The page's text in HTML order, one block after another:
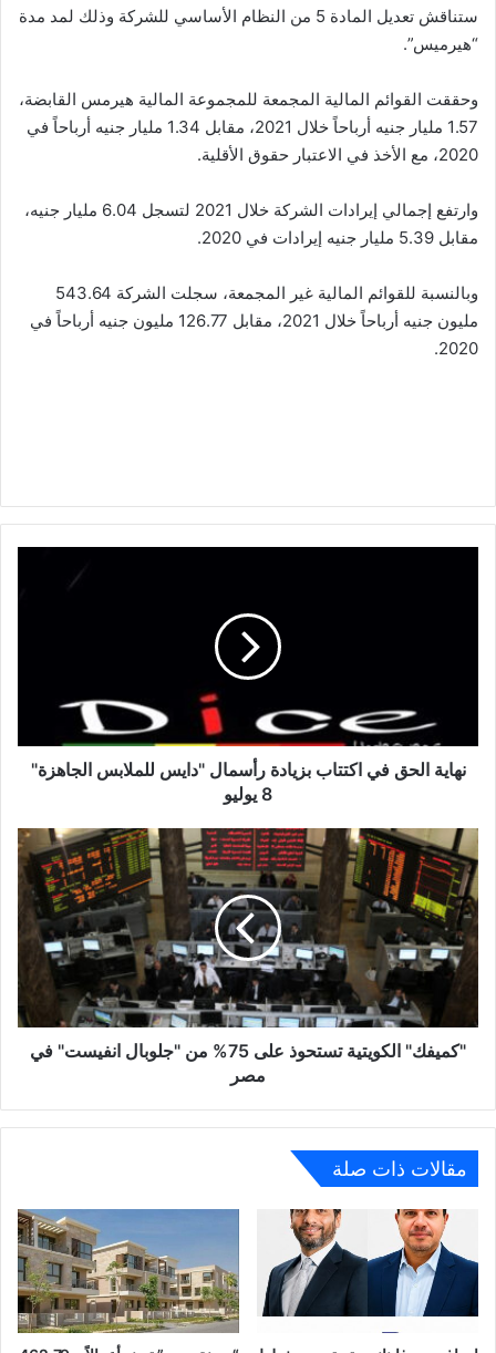
ستناقش تعديل المادة 5 من النظام الأساسي للشركة وذلك لمد مدة
“هيرميس”.
وحققت القوائم المالية المجمعة للمجموعة المالية هيرمس القابضة،
1.57 مليار جنيه أرباحاً خلال 2021، مقابل 1.34 مليار جنيه أرباحاً في
2020، مع الأخذ في الاعتبار حقوق الأقلية.
وارتفع إجمالي إيرادات الشركة خلال 2021 لتسجل 6.04 مليار جنيه،
مقابل 5.39 مليار جنيه إيرادات في 2020.
وبالنسبة للقوائم المالية غير المجمعة، سجلت الشركة 543.64
مليون جنيه أرباحاً خلال 2021، مقابل 126.77 مليون جنيه أرباحاً في
2020.
للملابس
الجاهزة"
نهاية الحق في اكتتاب بزيادة رأسمال "دايس للملابس الجاهزة"
8 يوليو
"كميفك"
الكويتية
تستحوذ
على
75%
من
"جلوبال
في
مصر
"كميفك" الكويتية تستحوذ على 75% من "جلوبال انفيست" في
مصر
مقالات ذات صلة